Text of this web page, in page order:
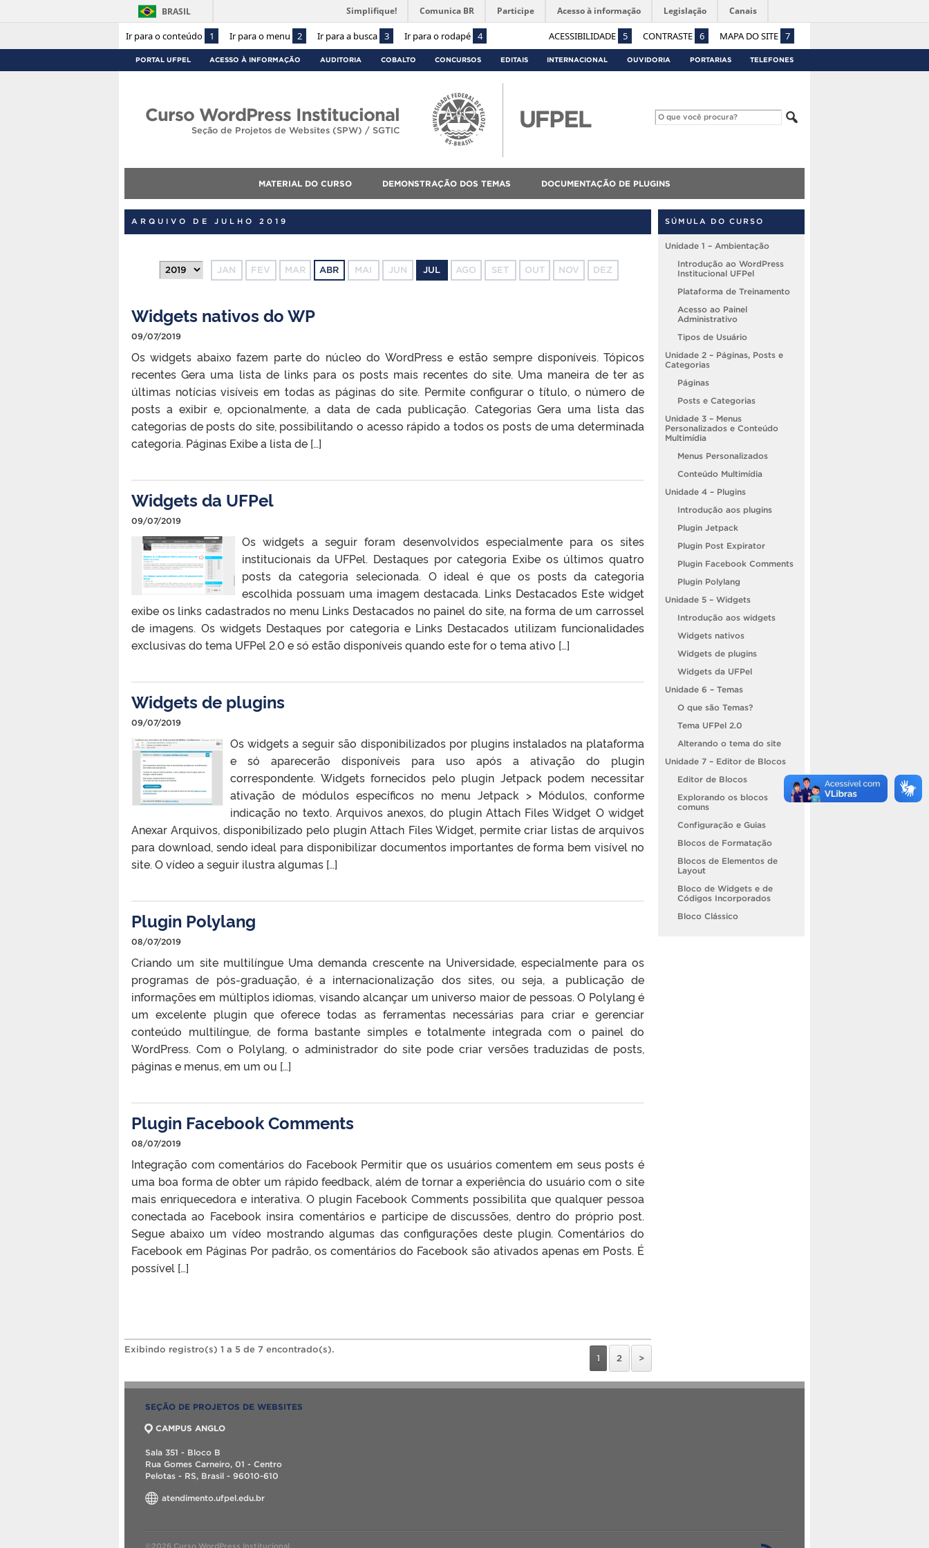
Ir para o conteúdo 1 Ir para o menu 2 Ir para a busca 3 Ir para o rodapé 4 ACESSIBILIDADE 5 CONTRASTE 6 MAPA DO SITE 7
BRASIL Simplifique! Comunica BR Participe Acesso à informação Legislação Canais
PORTAL UFPEL ACESSO À INFORMAÇÃO AUDITORIA COBALTO CONCURSOS EDITAIS INTERNACIONAL OUVIDORIA PORTARIAS TELEFONES
Curso WordPress Institucional
Seção de Projetos de Websites (SPW) / SGTIC
MATERIAL DO CURSO DEMONSTRAÇÃO DOS TEMAS DOCUMENTAÇÃO DE PLUGINS
ARQUIVO DE JULHO 2019
JAN FEV MAR ABR MAI JUN JUL AGO SET OUT NOV DEZ
Widgets nativos do WP
09/07/2019
Os widgets abaixo fazem parte do núcleo do WordPress e estão sempre disponíveis. Tópicos
recentes Gera uma lista de links para os posts mais recentes do site. Uma maneira de ter as
últimas notícias visíveis em todas as páginas do site. Permite configurar o título, o número de
posts a exibir e, opcionalmente, a data de cada publicação. Categorias Gera uma lista das
categorias de posts do site, possibilitando o acesso rápido a todos os posts de uma determinada
categoria. Páginas Exibe a lista de […]
Widgets da UFPel
09/07/2019
Os widgets a seguir foram desenvolvidos especialmente para os sites
institucionais da UFPel. Destaques por categoria Exibe os últimos quatro
posts da categoria selecionada. O ideal é que os posts da categoria
escolhida possuam uma imagem destacada. Links Destacados Este widget
exibe os links cadastrados no menu Links Destacados no painel do site, na forma de um carrossel
de imagens. Os widgets Destaques por categoria e Links Destacados utilizam funcionalidades
exclusivas do tema UFPel 2.0 e só estão disponíveis quando este for o tema ativo […]
Widgets de plugins
09/07/2019
Os widgets a seguir são disponibilizados por plugins instalados na plataforma
e só aparecerão disponíveis para uso após a ativação do plugin
correspondente. Widgets fornecidos pelo plugin Jetpack podem necessitar
ativação de módulos específicos no menu Jetpack > Módulos, conforme
indicação no texto. Arquivos anexos, do plugin Attach Files Widget O widget
Anexar Arquivos, disponibilizado pelo plugin Attach Files Widget, permite criar listas de arquivos
para download, sendo ideal para disponibilizar documentos importantes de forma bem visível no
site. O vídeo a seguir ilustra algumas […]
Plugin Polylang
08/07/2019
Criando um site multilíngue Uma demanda crescente na Universidade, especialmente para os
programas de pós-graduação, é a internacionalização dos sites, ou seja, a publicação de
informações em múltiplos idiomas, visando alcançar um universo maior de pessoas. O Polylang é
um excelente plugin que oferece todas as ferramentas necessárias para criar e gerenciar
conteúdo multilíngue, de forma bastante simples e totalmente integrada com o painel do
WordPress. Com o Polylang, o administrador do site pode criar versões traduzidas de posts,
páginas e menus, em um ou […]
Plugin Facebook Comments
08/07/2019
Integração com comentários do Facebook Permitir que os usuários comentem em seus posts é
uma boa forma de obter um rápido feedback, além de tornar a experiência do usuário com o site
mais enriquecedora e interativa. O plugin Facebook Comments possibilita que qualquer pessoa
conectada ao Facebook insira comentários e participe de discussões, dentro do próprio post.
Segue abaixo um vídeo mostrando algumas das configurações deste plugin. Comentários do
Facebook em Páginas Por padrão, os comentários do Facebook são ativados apenas em Posts. É
possível […]
Exibindo registro(s) 1 a 5 de 7 encontrado(s).
1
2 >
SÚMULA DO CURSO
Unidade 1 – Ambientação
Introdução ao WordPress
Institucional UFPel
Plataforma de Treinamento
Acesso ao Painel
Administrativo
Tipos de Usuário
Unidade 2 – Páginas, Posts e
Categorias
Páginas
Posts e Categorias
Unidade 3 – Menus
Personalizados e Conteúdo
Multimídia
Menus Personalizados
Conteúdo Multimídia
Unidade 4 – Plugins
Introdução aos plugins
Plugin Jetpack
Plugin Post Expirator
Plugin Facebook Comments
Plugin Polylang
Unidade 5 – Widgets
Introdução aos widgets
Widgets nativos
Widgets de plugins
Widgets da UFPel
Unidade 6 – Temas
O que são Temas?
Tema UFPel 2.0
Alterando o tema do site
Unidade 7 – Editor de Blocos
Editor de Blocos
Explorando os blocos
comuns
Configuração e Guias
Blocos de Formatação
Blocos de Elementos de
Layout
Bloco de Widgets e de
Códigos Incorporados
Bloco Clássico
SEÇÃO DE PROJETOS DE WEBSITES
CAMPUS ANGLO
Sala 351 - Bloco B
Rua Gomes Carneiro, 01 - Centro
Pelotas - RS, Brasil - 96010-610
atendimento.ufpel.edu.br
©2026 Curso WordPress Institucional.